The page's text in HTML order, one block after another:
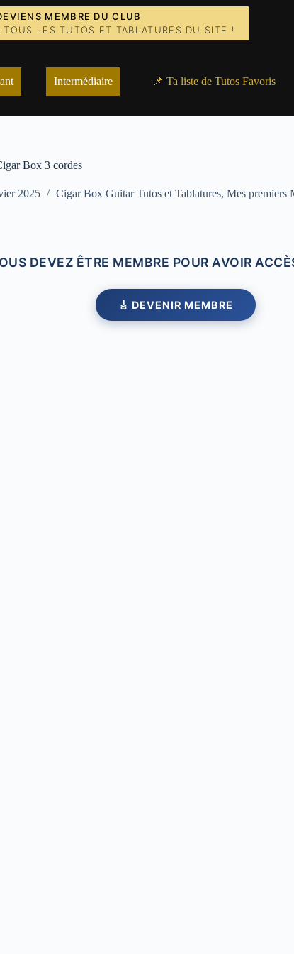
MEMBRE DU CLUB
TOUS LES TUTOS ET TABLATURES DU SITE !
Intermédiaire 📌 Ta liste de Tutos Favoris
Box 3 cordes
2025 Cigar Box Guitar Tutos et Tablatures,Mes premiers
DEVEZ ÊTRE MEMBRE POUR AVOIR
🎸 DEVENIR MEMBRE